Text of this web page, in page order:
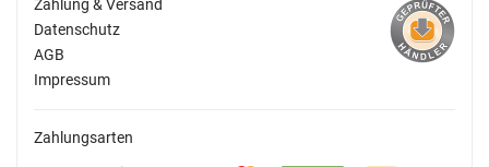
Zahlung & Versand
Datenschutz
AGB
Impressum
Zahlungsarten